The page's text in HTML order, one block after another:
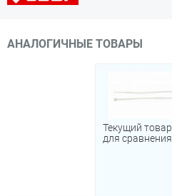
АНАЛОГИЧНЫЕ ТОВАРЫ
Текущий товар
для сравнения